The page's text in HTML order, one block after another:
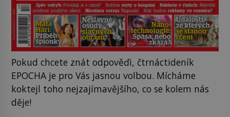
Pokud chcete znát odpověďi, čtrnáctideník
EPOCHA je pro Vás jasnou volbou. Mícháme
koktejl toho nejzajímavějšího, co se kolem nás
děje!